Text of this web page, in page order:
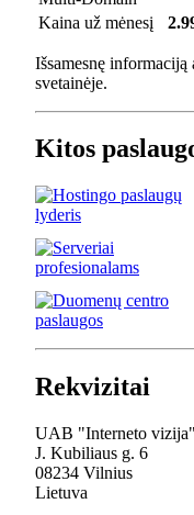
Kaina už mėnesį
Išsamesnę informaciją
svetainėje.
Kitos
Rekvizitai
UAB "Interneto vizija"
J. Kubiliaus g. 6
08234 Vilnius
Lietuva